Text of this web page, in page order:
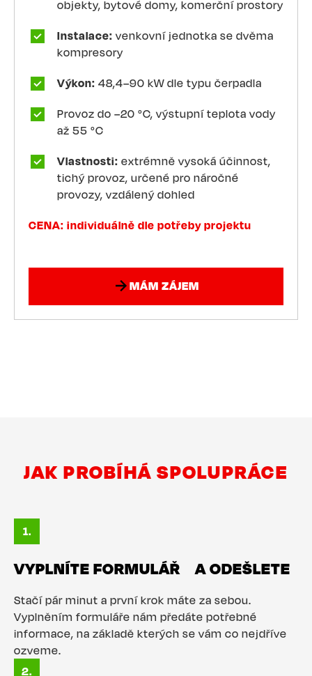
objekty, bytové domy, komerční prostory
Instalace: venkovní jednotka se dvěma
kompresory
Výkon: 48,4–90 kW dle typu čerpadla
Provoz do –20 °C, výstupní teplota vody
až 55 °C
Vlastnosti: extrémně vysoká účinnost,
tichý provoz, určené pro náročné
provozy, vzdálený dohled
CENA: individuálně dle potřeby projektu
MÁM ZÁJEM
JAK PROBÍHÁ SPOLUPRÁCE
VYPLNÍTE FORMULÁŘ A ODEŠLETE
Stačí pár minut a první krok máte za sebou.
Vyplněním formuláře nám předáte potřebné
informace, na základě kterých se vám co nejdříve
ozveme.